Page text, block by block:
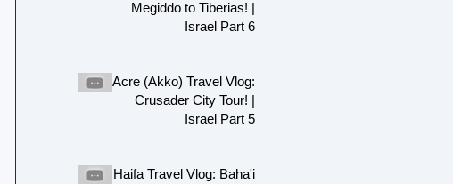
Megiddo to Tiberias! |
Israel Part 6
Acre (Akko) Travel Vlog:
Crusader City Tour! |
Israel Part 5
Haifa Travel Vlog: Baha'i